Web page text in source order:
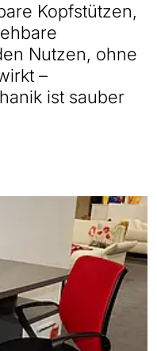
Kopfstützen,
Nutzen, ohne
–
ist sauber